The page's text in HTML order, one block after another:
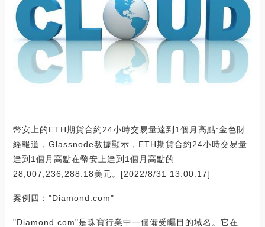
幣安上的ETH期貨合約24小時交易量達到1個月高點:金色財
經報道，Glassnode數據顯示，ETH期貨合約24小時交易量
達到1個月高點在幣安上達到1個月高點的
28,007,236,288.18美元。[2022/8/31 13:00:17]
案例四："Diamond.com"
"Diamond.com"是珠寶行業中一個備受矚目的域名。它在